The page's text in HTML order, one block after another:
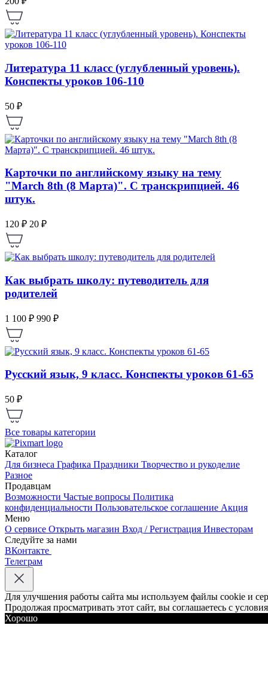
Литература 11 класс (углубленный уровень).
Конспекты уроков 106-110
50 ₽
Карточки по английскому языку на тему
"March 8th (8 Марта)". С транскрипцией. 46
штук.
120 ₽ 20 ₽
Как выбрать школу: путеводитель для
родителей
1 100 ₽ 990 ₽
Русский язык, 9 класс. Конспекты уроков 61-65
50 ₽
Все товары категории
Каталог
Для бизнеса Графика Праздники Творчество и рукоделие
Разное
Продавцам
Возможности Частые вопросы Политика
конфиденциальности Пользовательское соглашение Акция
Меню
О сервисе Открыть магазин Вход / Регистрация Инвесторам
Следуйте за нами
ВКонтакте
Телеграм
Для улучшения работы сайта мы используем файлы cookie и
Продолжая просматривать этот сайт, вы соглашаетесь с
Хорошо